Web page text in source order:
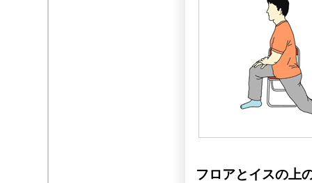
フロアとイスの上